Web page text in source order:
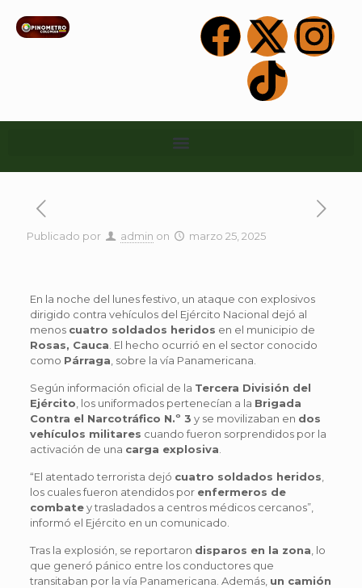
Publicado por admin on marzo 25, 2025
En la noche del lunes festivo, un ataque con explosivos
dirigido contra vehículos del Ejército Nacional dejó al
menos cuatro soldados heridos en el municipio de
Rosas, Cauca . El hecho ocurrió en el sector conocido
como Párraga , sobre la vía Panamericana.
Según información oficial de la Tercera División del
Ejército , los uniformados pertenecían a la Brigada
Contra el Narcotráfico N.º 3 y se movilizaban en dos
vehículos militares cuando fueron sorprendidos por la
activación de una carga explosiva
“El atentado terrorista dejó cuatro soldados heridos
los cuales fueron atendidos por enfermeros de
combatey trasladados a centros médicos cercanos”,
informó el Ejército en un comunicado.
Tras la explosión, se reportaron disparos en la zona , lo
que generó pánico entre los conductores que
transitaban por la vía Panamericana. Además, un camión